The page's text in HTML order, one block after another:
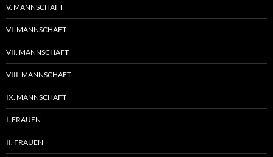
V. MANNSCHAFT
VI. MANNSCHAFT
VII. MANNSCHAFT
VIII. MANNSCHAFT
IX. MANNSCHAFT
I. FRAUEN
II. FRAUEN